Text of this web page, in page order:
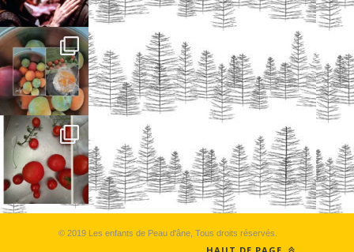
© 2019 Les enfants de Peau d'âne, Tous droits réservés.